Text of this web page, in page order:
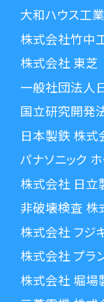
大和ハウス工
株式会社竹中
株式会社 東芝
一般社団法人
国立研究開発
日本製鉄 株式
パナソニック
株式会社 日立
非破壊検査 株
株式会社 フジ
株式会社 プラ
株式会社 堀場